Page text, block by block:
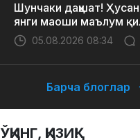
Шунчаки даҳшат!
янги маоши маълум
05.08.2026 08:34
Барча блоглар
ЎҚИНГ, ҚИЗИҚ!